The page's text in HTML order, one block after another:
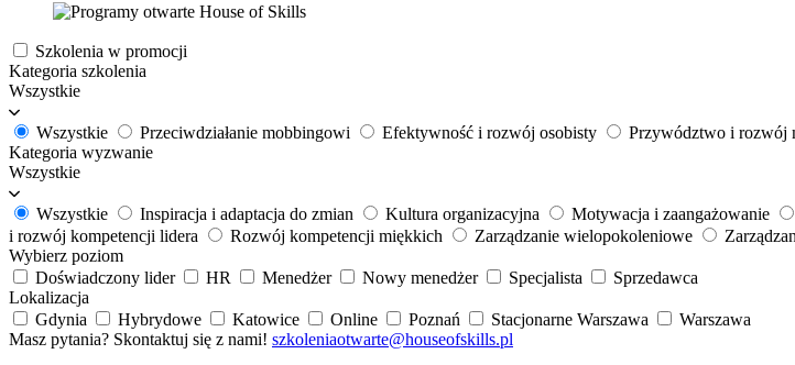
Szkolenia w promocji
Kategoria szkolenia
Wszystkie
Wszystkie Przeciwdziałanie mobbingowi Efektywność i rozwój osobisty Przywództwo i rozwój
Kategoria wyzwanie
Wszystkie
Wszystkie Inspiracja i adaptacja do zmian Kultura organizacyjna Motywacja i zaangażowanie
i rozwój kompetencji lidera
Rozwój kompetencji miękkich Zarządzanie wielopokoleniowe
Wybierz poziom
Doświadczony lider
HR Menedżer Nowy menedżer Specjalista
Sprzedawca
Lokalizacja
Gdynia
Hybrydowe Katowice Online Poznań Stacjonarne Warszawa
Warszawa
Masz pytania? Skontaktuj się z nami! szkoleniaotwarte@houseofskills.pl